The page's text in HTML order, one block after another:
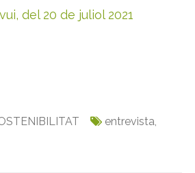
del 20 de juliol 2021
entrevista,